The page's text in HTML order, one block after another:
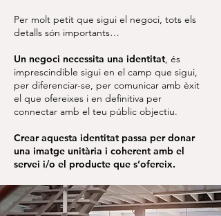
Per molt petit que sigui el negoci, tots els
detalls són importants…
Un negoci necessita una identitat, és
imprescindible sigui en el camp que sigui,
per diferenciar-se, per comunicar amb èxit
el que ofereixes i en definitiva per
connectar amb el teu públic objectiu.
Crear aquesta identitat passa per donar
una imatge unitària i coherent amb el
servei i/o el producte que s’ofereix.